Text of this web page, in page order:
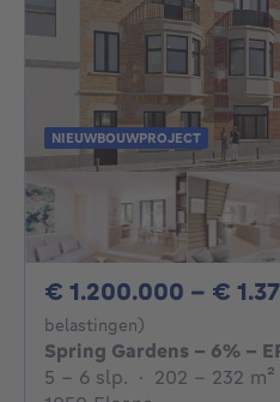
NIEUWBOUWPROJECT
€ 1.200.000 - €
belastingen)
Spring Gardens - 6% -
5 - 6 Slaapkamers
5 - 6 slp. · 202 - 232 m²